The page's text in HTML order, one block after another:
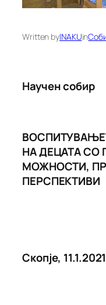
Written byINAKUin
Научен собир
НА ДЕЦАТА СО
МОЖНОСТИ,
ПЕРСПЕКТИВИ
Скопје,